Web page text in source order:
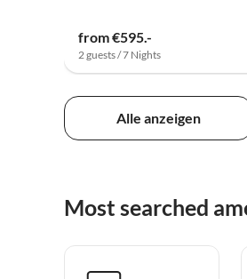
from €595.-
2 guests / 7 Nights
Alle anzeigen
Most searched